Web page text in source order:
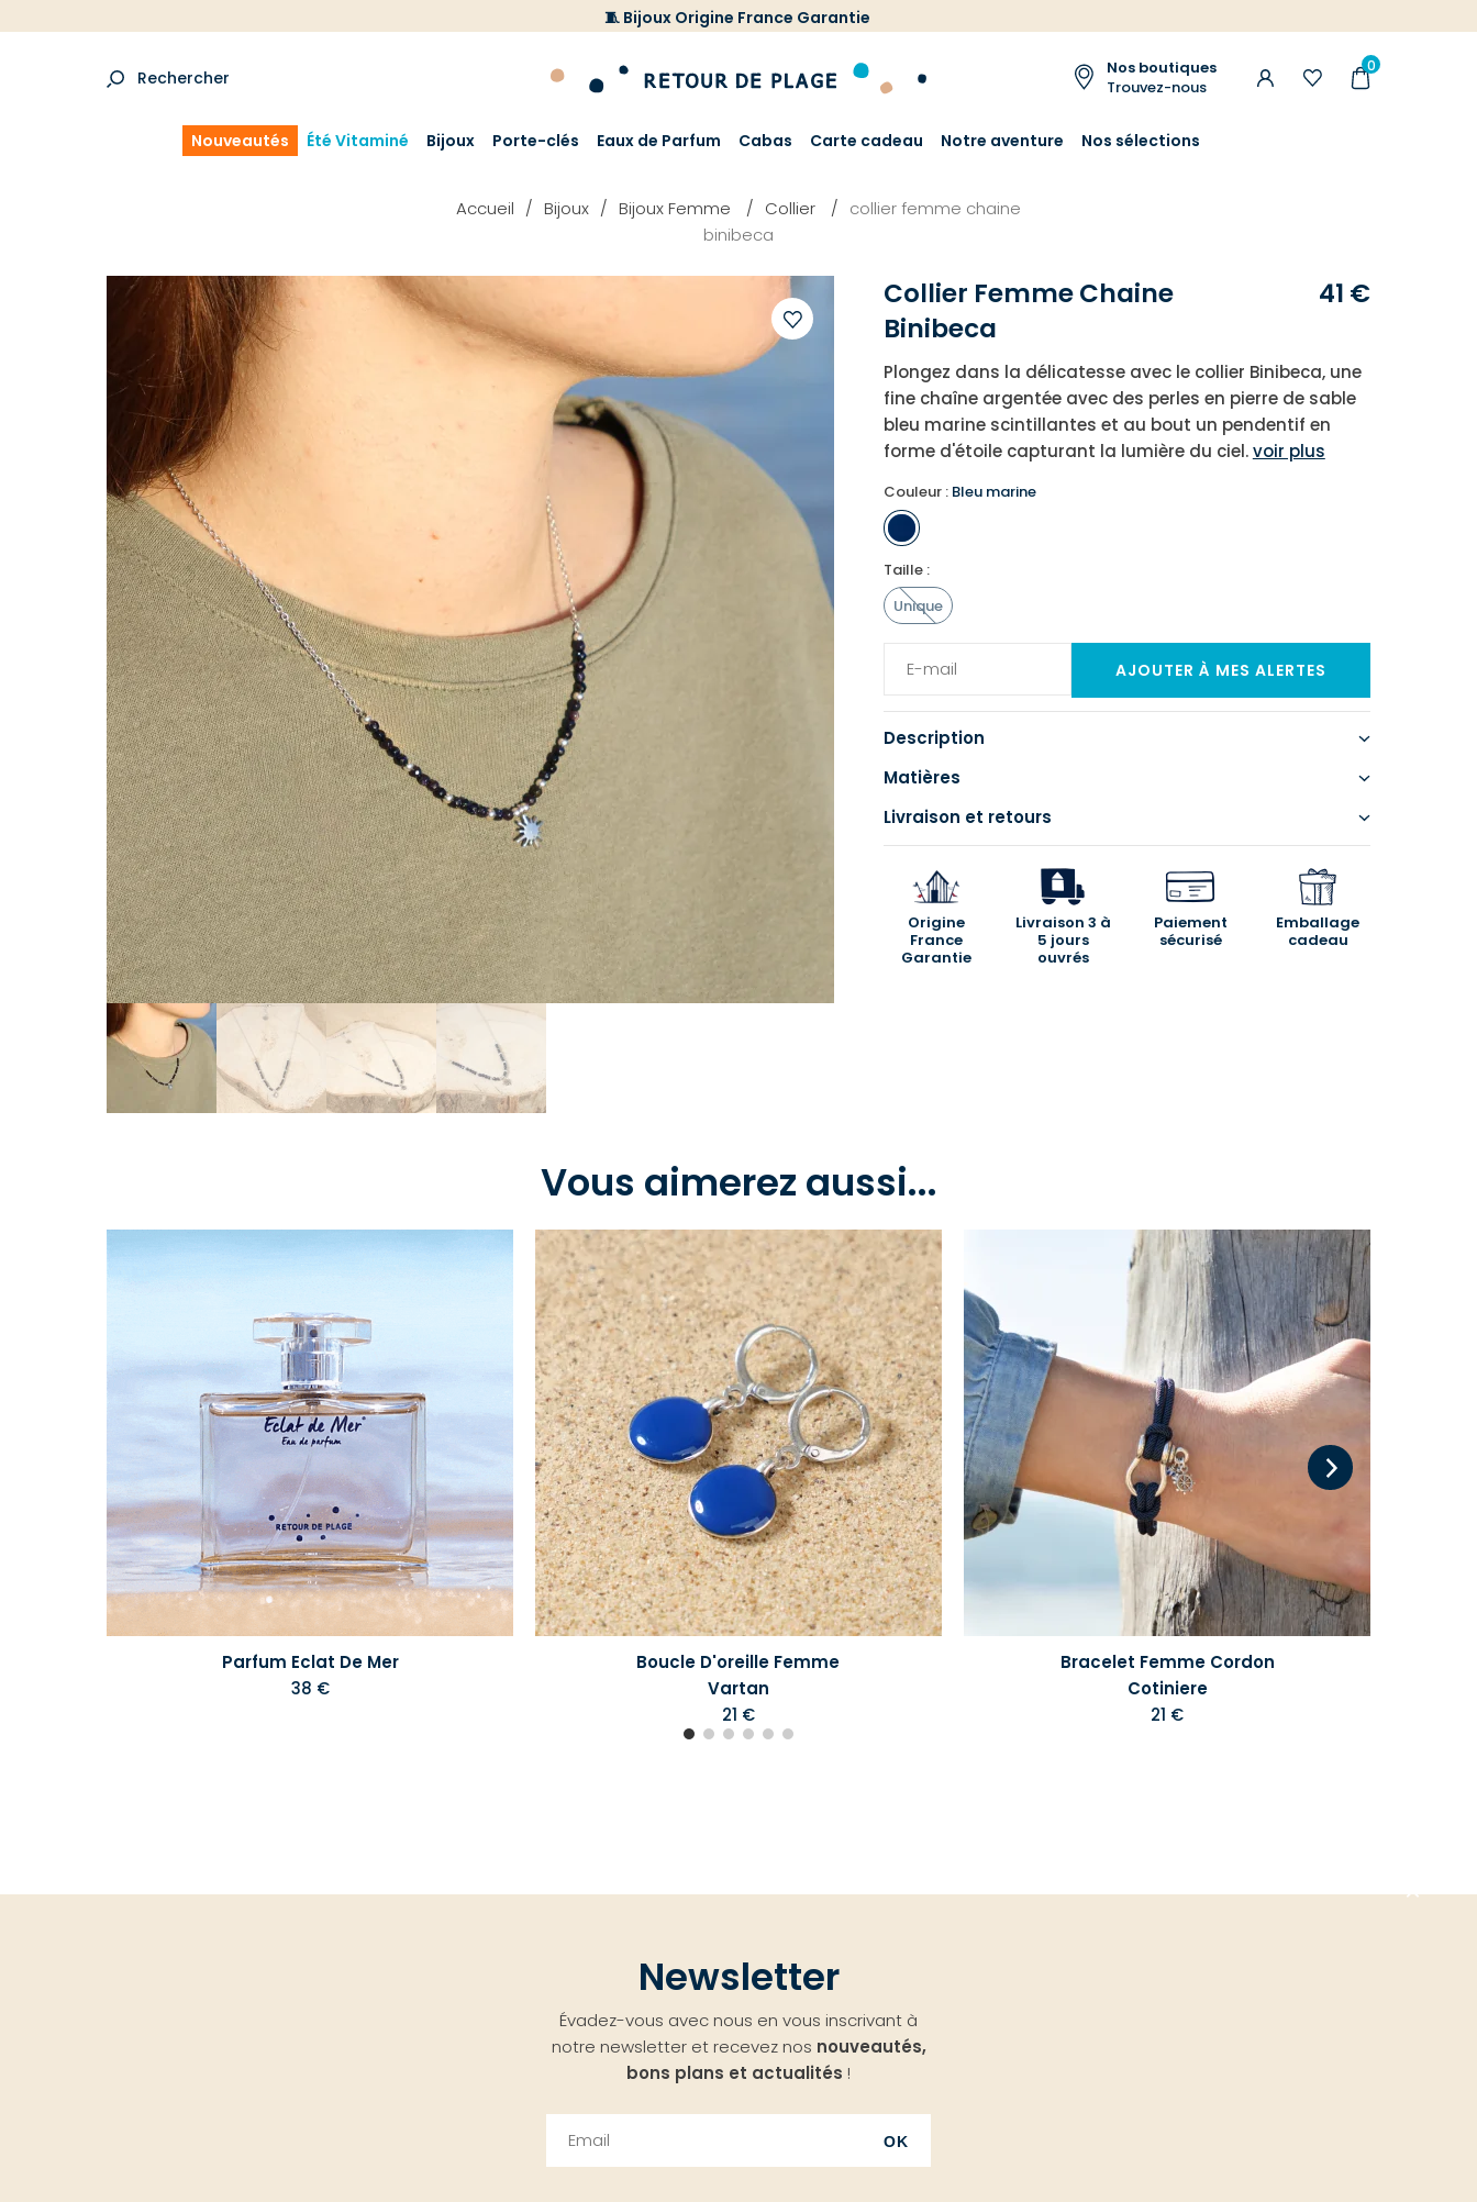
🧵 Bijoux Origine France Garantie
Rechercher
Nos boutiques
Trouvez-nous
0
Nouveautés Été Vitaminé Bijoux Porte-clés Eaux de Parfum Cabas Carte cadeau Notre aventure Nos sélections
Accueil Bijoux Bijoux Femme Collier
collier femme chaine
binibeca
Ajouter
Collier Femme Chaine
Binibeca
41 €
Plongez dans la délicatesse avec le collier Binibeca, une
fine chaîne argentée avec des perles en pierre de sable
bleu marine scintillantes et au bout un pendentif en
forme d'étoile capturant la lumière du ciel.voir plus
Couleur : Bleu marine
Taille :
Unique
Description
Matières
Livraison et retours
Origine
France
Garantie
Livraison 3 à
5 jours
ouvrés
Paiement
sécurisé
Emballage
cadeau
Vous aimerez aussi...
Parfum Eclat De Mer
38 €
Boucle D'oreille Femme
Vartan
21 €
Bracelet Femme Cordon
Cotiniere
21 €
Newsletter
Évadez-vous avec nous en vous inscrivant à
notre newsletter et recevez nos nouveautés,
bons plans et actualités !
OK